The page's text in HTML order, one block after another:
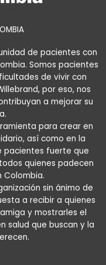
de pacientes con
Somos pacientes
de vivir con
por eso, nos
a mejorar su
para crear en
así como en la
pacientes fuerte que
quienes padecen
Colombia.
sin ánimo de
a recibir a quienes
y mostrarles el
salud que buscan y la